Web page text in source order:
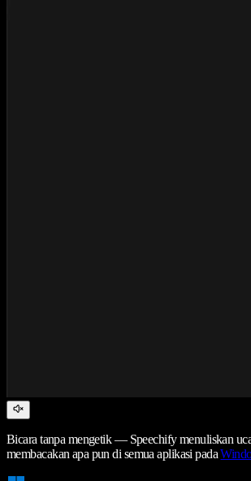
Bicara tanpa mengetik — Speechify menuliskan
membacakan apa pun di semua aplikasi pada